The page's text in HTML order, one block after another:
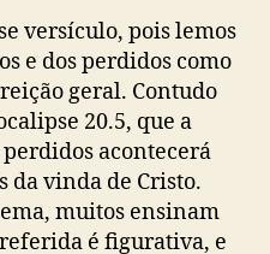
versículo, pois lemos
e dos perdidos como
geral. Contudo
20.5, que a
acontecerá
da vinda de Cristo.
muitos ensinam
é figurativa, e